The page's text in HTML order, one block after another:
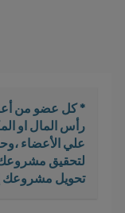
* كل عضو من
رأس المال او
علي الأعضاء
لتحقيق مشروعك
تحويل مشروعك